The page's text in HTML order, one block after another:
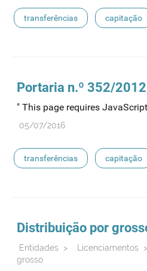
transferências capitação
Portaria n.º 352/
" This page requires
05/07/2016
transferências capitação
Distribuição por
Entidades > Licenciamentos >
grosso